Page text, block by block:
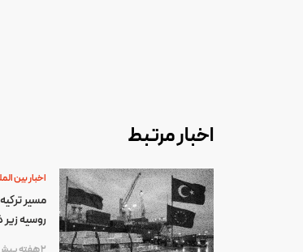
اخبار مرتبط
اخبار بین
مسیر
روسیه زیر